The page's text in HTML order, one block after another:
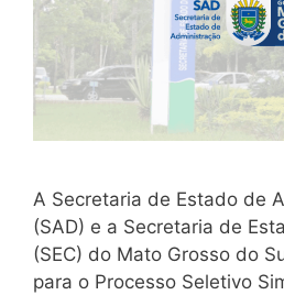
A Secretaria de Estado de
(SAD) e a Secretaria de
(SEC) do Mato Grosso do
para o Processo Seletivo